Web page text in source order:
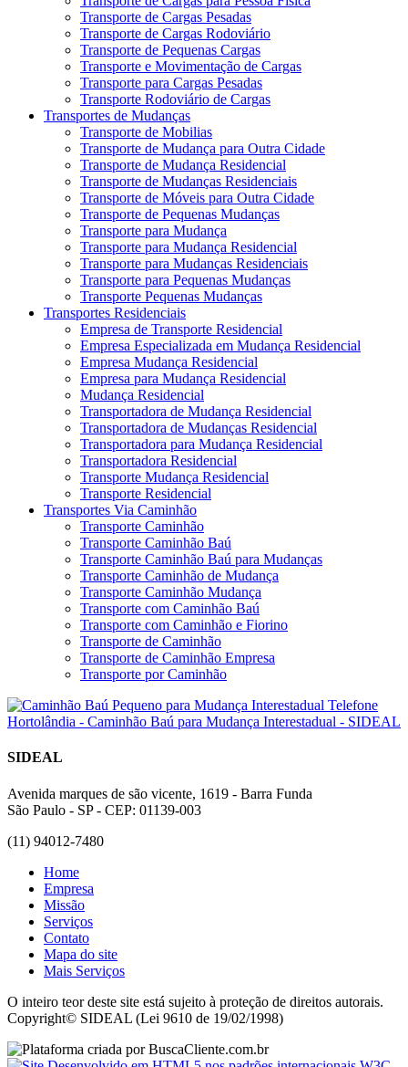
Transporte de Cargas Pesadas
Transporte de Cargas Rodoviário
Transporte de Pequenas Cargas
Transporte e Movimentação de Cargas
Transporte para Cargas Pesadas
Transporte Rodoviário de Cargas
Transportes de Mudanças
Transporte de Mobilias
Transporte de Mudança para Outra Cidade
Transporte de Mudança Residencial
Transporte de Mudanças Residenciais
Transporte de Móveis para Outra Cidade
Transporte de Pequenas Mudanças
Transporte para Mudança
Transporte para Mudança Residencial
Transporte para Mudanças Residenciais
Transporte para Pequenas Mudanças
Transporte Pequenas Mudanças
Transportes Residenciais
Empresa de Transporte Residencial
Empresa Especializada em Mudança Residencial
Empresa Mudança Residencial
Empresa para Mudança Residencial
Mudança Residencial
Transportadora de Mudança Residencial
Transportadora de Mudanças Residencial
Transportadora para Mudança Residencial
Transportadora Residencial
Transporte Mudança Residencial
Transporte Residencial
Transportes Via Caminhão
Transporte Caminhão
Transporte Caminhão Baú
Transporte Caminhão Baú para Mudanças
Transporte Caminhão de Mudança
Transporte Caminhão Mudança
Transporte com Caminhão Baú
Transporte com Caminhão e Fiorino
Transporte de Caminhão
Transporte de Caminhão Empresa
Transporte por Caminhão
SIDEAL
Avenida marques de são vicente, 1619 - Barra Funda
São Paulo - SP - CEP: 01139-003
(11) 94012-7480
Home
Empresa
Missão
Serviços
Contato
Mapa do site
Mais Serviços
O inteiro teor deste site está sujeito à proteção de direitos autorais.
Copyright© SIDEAL (Lei 9610 de 19/02/1998)